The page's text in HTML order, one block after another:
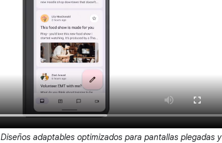
Diseños adaptables optimizados para pantallas plegadas y